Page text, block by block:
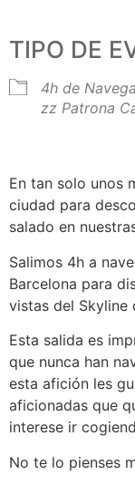
TIPO DE
4h de
zz Patrona
En tan solo unos
ciudad para
salado en
Salimos 4h a
Barcelona para
vistas del Skyline
Esta salida es
que nunca han
esta afición les
aficionadas que
interese ir
No te lo pienses